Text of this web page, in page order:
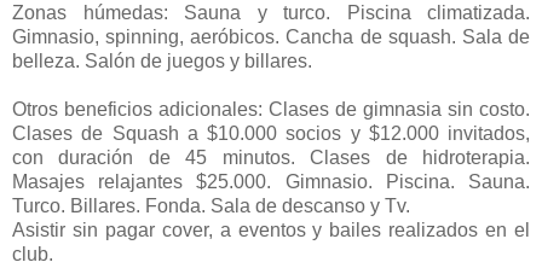
Zonas húmedas: Sauna y turco. Piscina climatizada.
Gimnasio, spinning, aeróbicos. Cancha de squash. Sala de
belleza. Salón de juegos y billares.
Otros beneficios adicionales: Clases de gimnasia sin costo.
Clases de Squash a $10.000 socios y $12.000 invitados,
con duración de 45 minutos. Clases de hidroterapia.
Masajes relajantes $25.000. Gimnasio. Piscina. Sauna.
Turco. Billares. Fonda. Sala de descanso y Tv.
Asistir sin pagar cover, a eventos y bailes realizados en el
club.